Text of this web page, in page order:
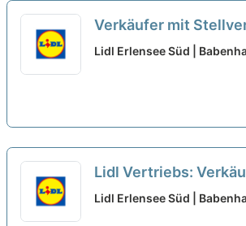
Verkäufer mit
Teilzeit (m/w/d) neu
Lidl Erlensee Süd |
Lidl Vertriebs:
(M/W/D) neu
Lidl Erlensee Süd |